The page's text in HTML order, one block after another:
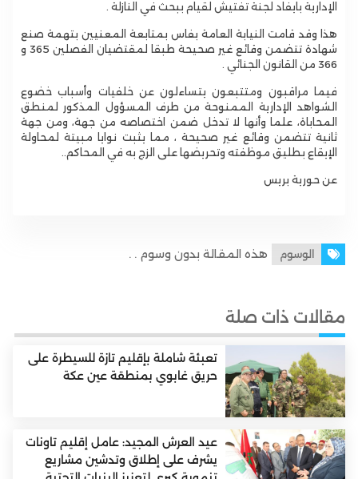
الإدارية بايفاد لجنة تفتيش لقيام ببحث في النازلة .
هذا وقد قامت النيابة العامة بفاس بمتابعة المعنيين بتهمة صنع
شهادة تتضمن وقائع غير صحيحة طبقا لمقتضيان الفصلين 365 و
366 من القانون الجنائي .
فيما مراقبون ومتتبعون يتساءلون عن خلفيات وأسباب خضوع
الشواهد الإدارية الممنوحة من طرف المسؤول المذكور لمنطق
المحاباة، علما وأنها لا تدخل ضمن اختصاصه من جهة، ومن جهة
ثانية تتضمن وقائع غير صحيحة ، مما يثبت نوايا مبيتة لمحاولة
الإيقاع بطليق موظفته وتحريضها على الزج به في المحاكم..
عن حورية بريس
الوسوم هذه المقالة بدون وسوم . .
مقالات ذات صلة
تعبئة شاملة بإقليم تازة للسيطرة على
حريق غابوي بمنطقة عين عكة
عيد العرش المجيد: عامل إقليم تاونات
يشرف على إطلاق وتدشين مشاريع